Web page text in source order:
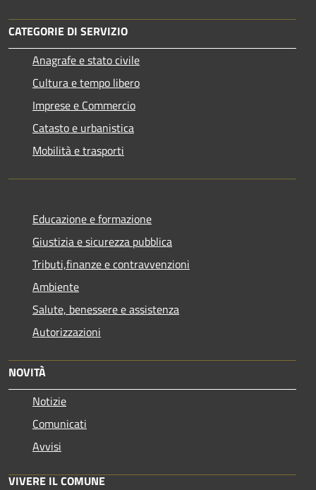
CATEGORIE DI SERVIZIO
Anagrafe e stato civile
Cultura e tempo libero
Imprese e Commercio
Catasto e urbanistica
Mobilità e trasporti
Educazione e formazione
Giustizia e sicurezza pubblica
Tributi,finanze e contravvenzioni
Ambiente
Salute, benessere e assistenza
Autorizzazioni
NOVITÀ
Notizie
Comunicati
Avvisi
VIVERE IL COMUNE